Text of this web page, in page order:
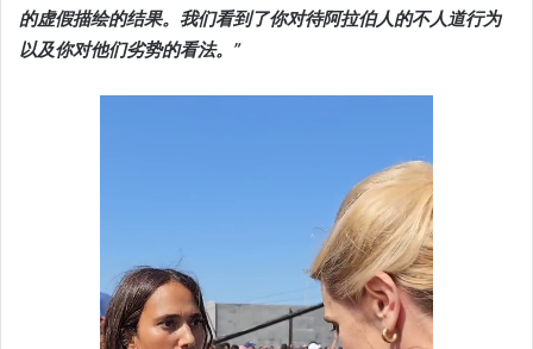
的虚假描绘的结果。我们看到了你对待阿拉伯人的不人道行为
以及你对他们劣势的看法。”